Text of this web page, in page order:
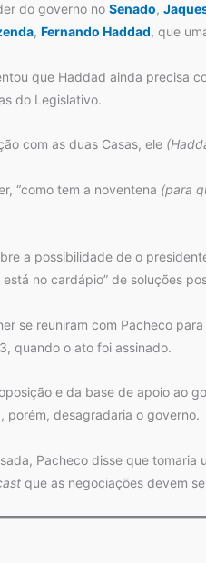
do governo no Senado,
, Fernando Haddad, que
que Haddad ainda precisa
do Legislativo.
com as duas Casas, ele
“como tem a noventena (para
a possibilidade de o
no cardápio” de soluções
se reuniram com Pacheco
quando o ato foi assinado.
e da base de apoio ao
porém, desagradaria o governo.
Pacheco disse que
que as negociações devem